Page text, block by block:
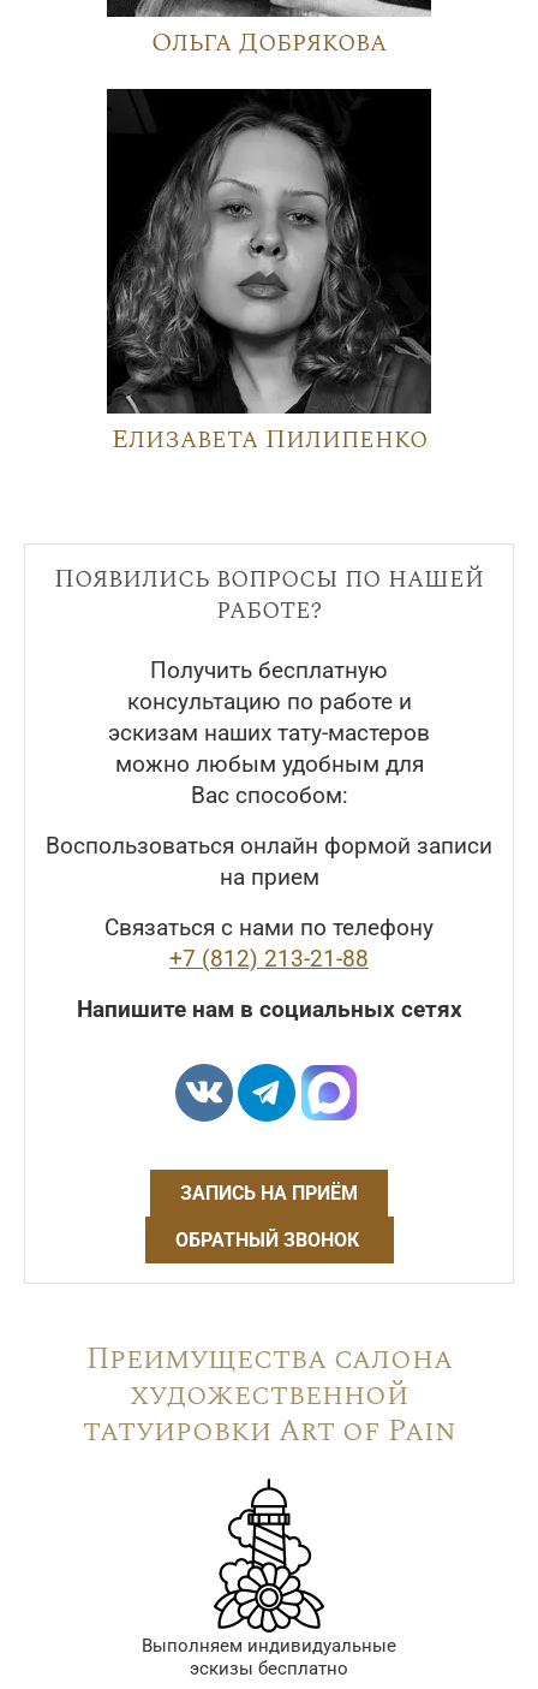
Ольга Добрякова
Елизавета Пилипенко
Появились вопросы по нашей
работе?
Получить бесплатную
консультацию по работе и
эскизам наших тату-мастеров
можно любым удобным для
Вас способом:
Воспользоваться онлайн формой записи
на прием
Связаться с нами по телефону
+7 (812) 213-21-88
Напишите нам в социальных сетях
ЗАПИСЬ НА ПРИЁМ
ОБРАТНЫЙ ЗВОНОК
Преимущества салона
художественной
татуировки Art of Pain
Выполняем индивидуальные
эскизы бесплатно